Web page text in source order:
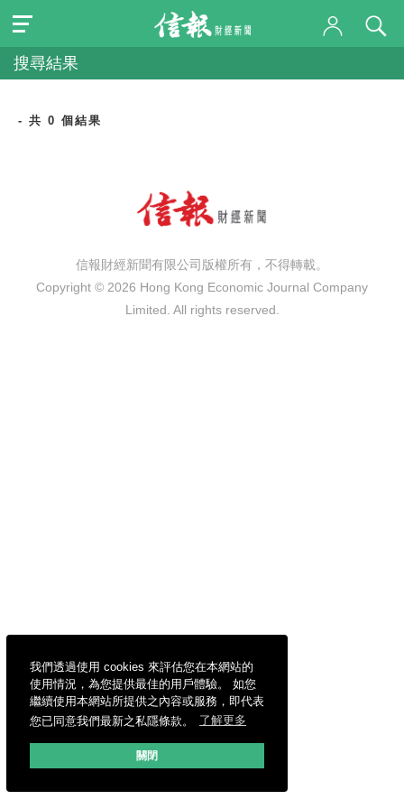
我們透過使用 cookies 來評估您在本網站的
使用情況，為您提供最佳的用戶體驗。 如您
繼續使用本網站所提供之內容或服務，即代表
您已同意我們最新之私隱條款。
了解更多
關閉
搜尋結果
- 共 0 個結果
信報財經新聞有限公司版權所有，不得轉載。
Copyright © 2026 Hong Kong Economic Journal Company
Limited. All rights reserved.